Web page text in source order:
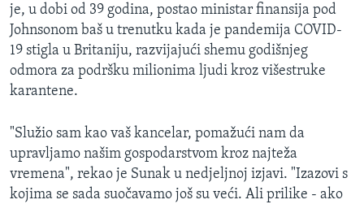
je, u dobi od 39 godina, postao ministar finansija pod
Johnsonom baš u trenutku kada je pandemija COVID-
19 stigla u Britaniju, razvijajući shemu godišnjeg
odmora za podršku milionima ljudi kroz višestruke
karantene.
"Služio sam kao vaš kancelar, pomažući nam da
upravljamo našim gospodarstvom kroz najteža
vremena", rekao je Sunak u nedjeljnoj izjavi. "Izazovi s
kojima se sada suočavamo još su veći. Ali prilike - ako